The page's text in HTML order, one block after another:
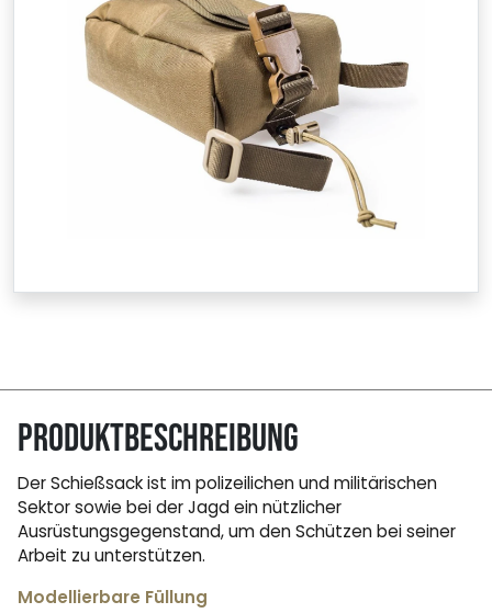
Produktbeschreibung
Der Schießsack ist im polizeilichen und militärischen
Sektor sowie bei der Jagd ein nützlicher
Ausrüstungsgegenstand, um den Schützen bei seiner
Arbeit zu unterstützen.
Modellierbare Füllung